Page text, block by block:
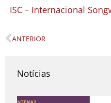
ISC – Internacional
Prev
ANTERIOR
Notícias